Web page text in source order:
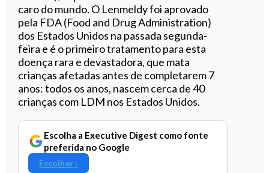
caro do mundo. O Lenmeldy foi aprovado
pela FDA (Food and Drug Administration)
dos Estados Unidos na passada segunda-
feira e é o primeiro tratamento para esta
doença rara e devastadora, que mata
crianças afetadas antes de completarem 7
anos: todos os anos, nascem cerca de 40
crianças com LDM nos Estados Unidos.
Escolha a Executive Digest como fonte
preferida no Google
Escolher ›